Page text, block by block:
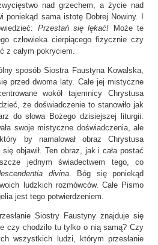
nad grzechem, a życie nad
poniekąd sama istotę Dobrej Nowiny. I
Przestań się lękać! Może te
człowieka cierpiącego fizycznie czy
z całym pokryciem.
sposób Siostra Faustyna Kowalska,
przed dwoma laty. Całe jej mistyczne
wokół tajemnicy Chrystusa
że doświadczenie to stanowiło jak
do słowa Bożego dzisiejszej liturgii.
swoje mistyczne doświadczenia, ale
by namalował obraz Chrystusa
objawił. Ten obraz, jak i cała postać
jednym świadectwem tego, co
divina. Bóg się poniekąd
ludzkich rozmówców. Całe Pismo
jest tego potwierdzeniem.
Siostry Faustyny znajduje się
czy chodziło tu tylko o nią samą? Czy
wszystkich ludzi, którym przesłanie